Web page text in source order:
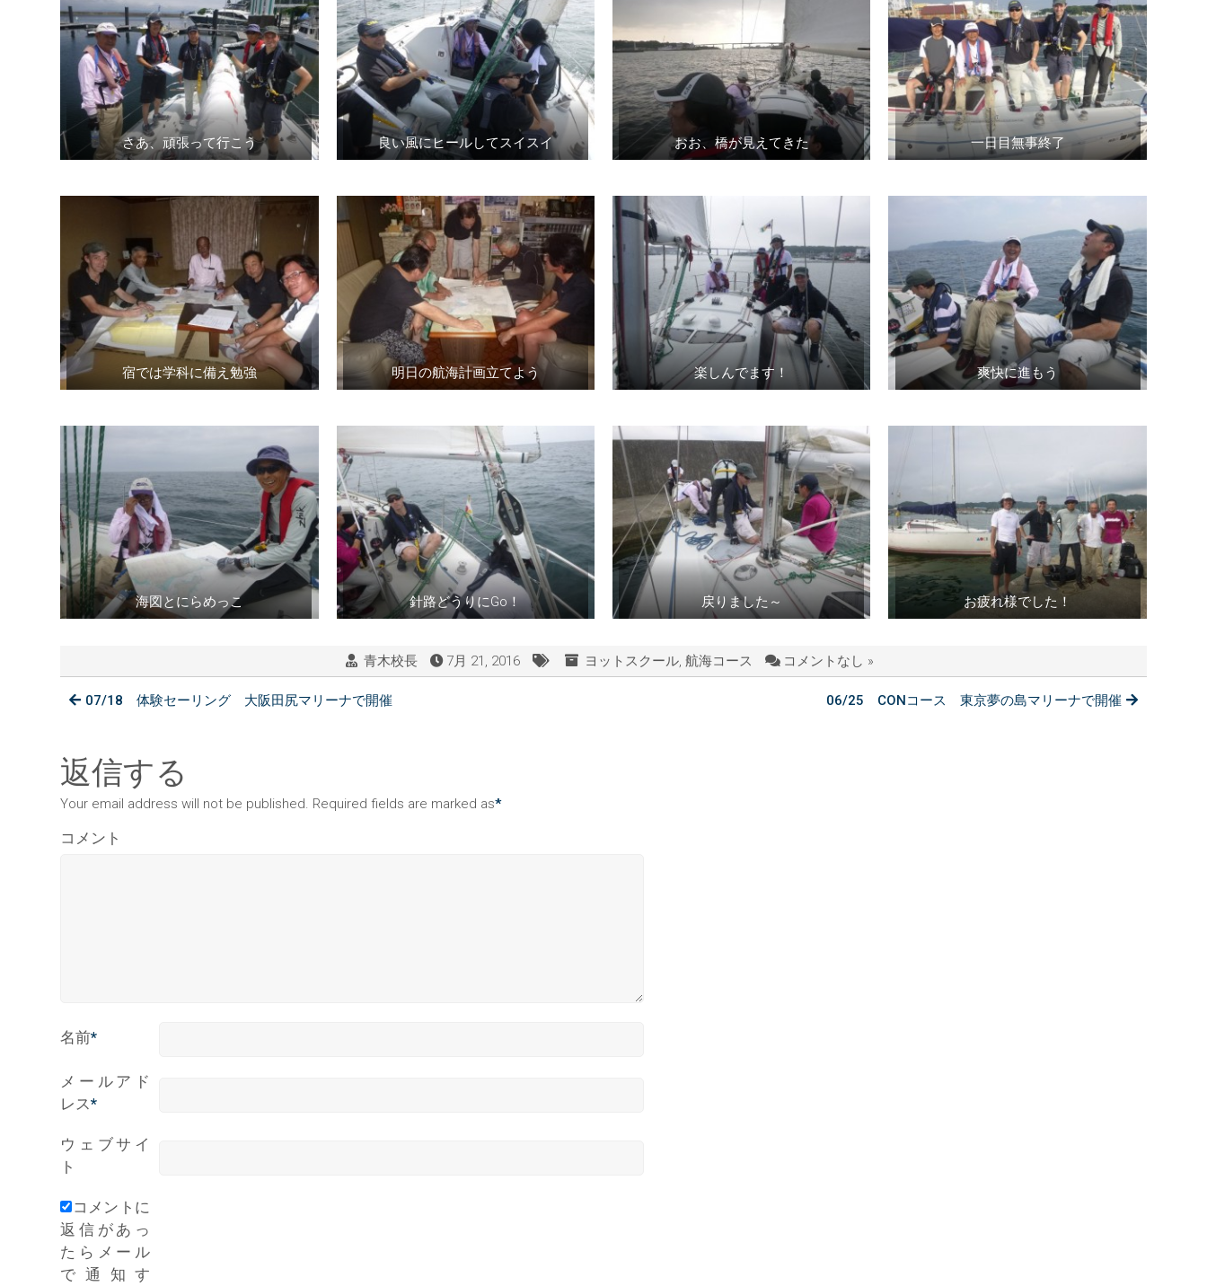
さあ、頑張って行こう 良い風にヒールしてスイスイ おお、橋が見えてきた 一日目無事終了
宿では学科に備え勉強 明日の航海計画立てよう 楽しんでます！ 爽快に進もう
海図とにらめっこ 針路どうりにGo！ 戻りました～ お疲れ様でした！
青木校長 7月 21, 2016 ヨットスクール, 航海コース コメントなし »
07/18 体験セーリング 大阪田尻マリーナで開催 06/25 CONコース 東京夢の島マリーナで開催
返信する
Your email address will not be published. Required fields are marked as*
コメント
名前*
メールアド
レス*
ウェブサイ
ト
コメントに
返信があっ
たらメール
で通知す